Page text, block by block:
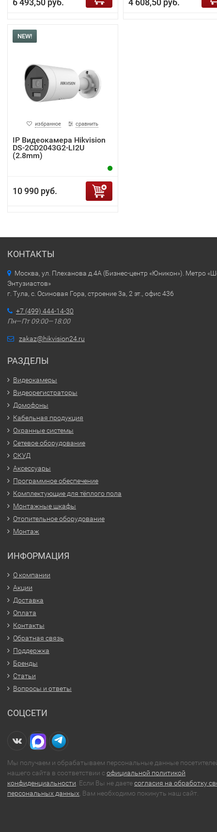
6 493,50 руб. 4 608,50 руб.
NEW!
избранное сравнить
IP Видеокамера Hikvision
DS-2CD2043G2-LI2U
(2.8mm)
10 990 руб.
КОНТАКТЫ
Москва, ул. Плеханова д.4А (Бизнес-центр «Юникон»). Метро
Энтузиастов»
г. Тула, с. Осиновая Гора, строение 3а, 2 эт., офис 436
+7 (499) 444-14-30
Пн—Пт 09:00—18:00
zakaz@hikvision24.ru
РАЗДЕЛЫ
Видеокамеры
Видеорегистраторы
Домофоны
Кабельная продукция
Охранные системы
Сетевое оборудование
СКУД
Аксессуары
Программное обеспечение
Комплектующие для тёплого пола
Монтажные шкафы
Отопительное оборудование
Монтаж
ИНФОРМАЦИЯ
О компании
Акции
Доставка
Оплата
Контакты
Обратная связь
Поддержка
Бренды
Статьи
Вопросы и ответы
СОЦСЕТИ
Мы получаем и обрабатываем персональные данные
нашего сайта в соответствии софициальной политикой
конфиденциальности . Если Вы не даетесогласия на обработку
персональных данных , Вам необходимо покинуть наш сайт.